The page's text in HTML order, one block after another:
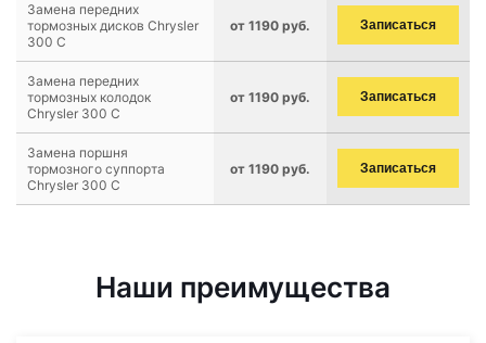
Замена передних
тормозных дисков Chrysler
300 C
от 1190 руб. Записаться
Замена передних
тормозных колодок
Chrysler 300 C
от 1190 руб. Записаться
Замена поршня
тормозного суппорта
Chrysler 300 C
от 1190 руб. Записаться
Наши преимущества